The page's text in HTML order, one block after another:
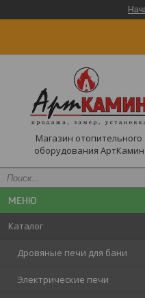
Магазин отопительного
оборудования АртКамин
Каталог
Дровяные печи для бани
Электрические печи